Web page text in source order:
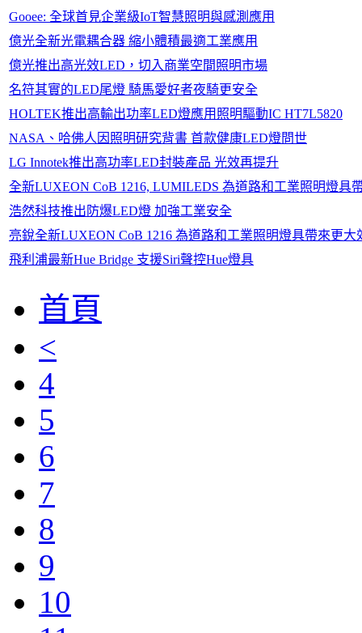
Gooee: 全球首見企業級IoT智慧照明與感測應用
億光全新光電耦合器 縮小體積最適工業應用
億光推出高光效LED，切入商業空間照明市場
名符其實的LED尾燈 騎馬愛好者夜騎更安全
HOLTEK推出高輸出功率LED燈應用照明驅動IC HT7L5820
NASA、哈佛人因照明研究背書 首款健康LED燈問世
LG Innotek推出高功率LED封裝產品 光效再提升
全新LUXEON CoB 1216, LUMILEDS 為道路和工業照明燈具
浩然科技推出防爆LED燈 加強工業安全
亮銳全新LUXEON CoB 1216 為道路和工業照明燈具帶來更大
飛利浦最新Hue Bridge 支援Siri聲控Hue燈具
首頁
<
4
5
6
7
8
9
10